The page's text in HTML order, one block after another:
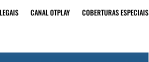
CANAL OTPLAY COBERTURAS ESPECIAIS